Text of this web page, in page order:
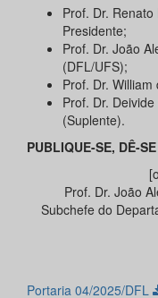
Prof. Dr.
Presidente;
Prof. Dr. João
(DFL/UFS);
Prof. Dr.
Prof. Dr.
(Suplente).
PUBLIQUE-SE, DÊ-
Prof. Dr. João
Subchefe do
Portaria 04/2025/DFL